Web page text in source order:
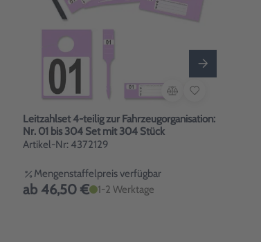
Leitzahlset 4-teilig zur Fahrzeugorganisation:
Nr. 01 bis 304 Set mit 304 Stück
Artikel-Nr: 4372129
Mengenstaffelpreis verfügbar
ab 46,50 € 1-2 Werktage